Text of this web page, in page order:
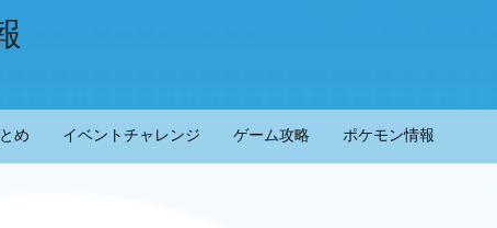
め イベントチャレンジ ゲーム攻略 ポケモン情報